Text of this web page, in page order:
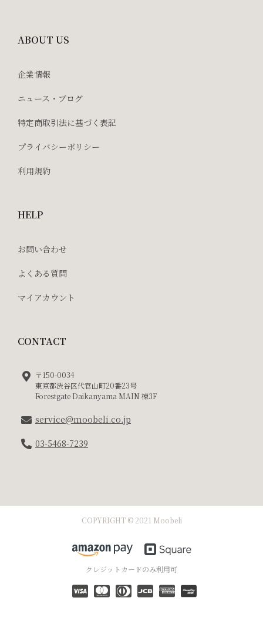
ABOUT US
企業情報
ニュース・ブログ
特定商取引法に基づく表記
プライバシーポリシー
利用規約
HELP
お問い合わせ
よくある質問
マイアカウント
CONTACT
〒150-0034
東京都渋谷区代官山町20番23号
Forestgate Daikanyama MAIN 棟3F
service@moobeli.co.jp
03-5468-7239
COPYRIGHT © 2021 Moobeli
クレジットカードのみ利用可